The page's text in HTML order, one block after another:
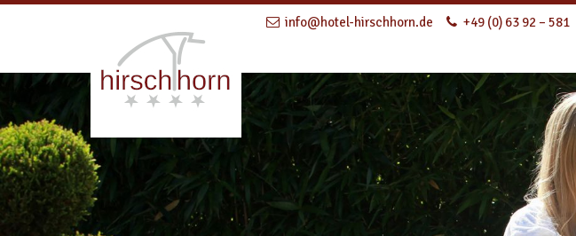
info@hotel-hirschhorn.de +49 (0) 63 92 – 581